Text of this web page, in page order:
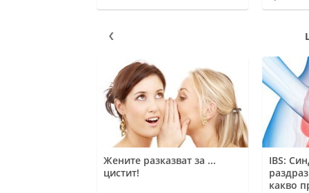
Жените разказват за ...
цистит!
IBS:
какво